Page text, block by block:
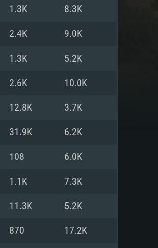
1.3K 8.3K
2.4K 9.0K
1.3K 5.2K
2.6K 10.0K
12.8K 3.7K
31.9K 6.2K
108 6.0K
1.1K 7.3K
11.3K 5.2K
870 17.2K